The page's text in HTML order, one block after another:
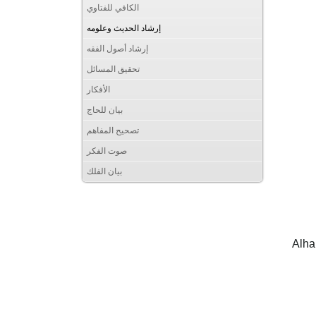
الكافي للفتاوي
إرشاد الحديث وعلومه
إرشاد أصول الفقه
تحقيق المسائل
الأفكار
بيان للحاج
تصحيح المفاهم
صوت الفكر
بيان الفلك